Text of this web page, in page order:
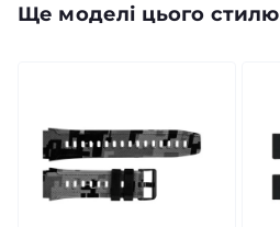
Ще моделі цього стилю